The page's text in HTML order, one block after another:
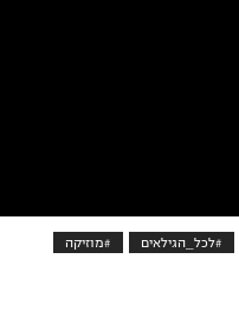
#לכל_הגילאים #מוזיקה